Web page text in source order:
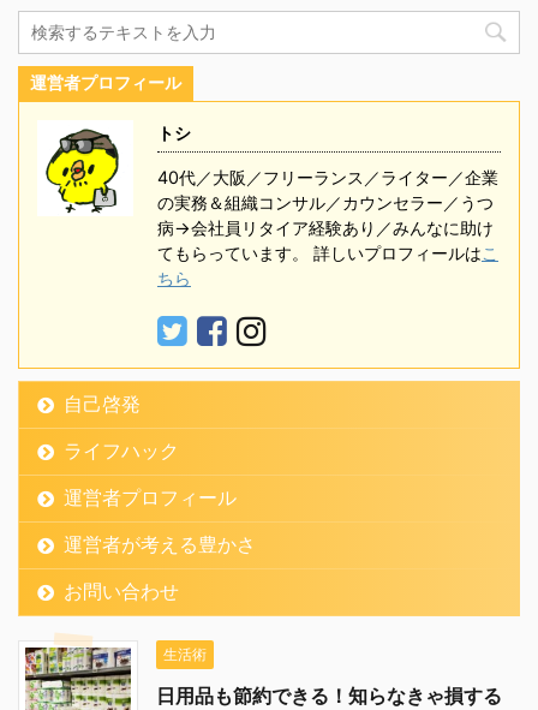
運営者プロフィール
トシ
40代／大阪／フリーランス／ライター／企業
の実務＆組織コンサル／カウンセラー／うつ
病→会社員リタイア経験あり／みんなに助け
てもらっています。 詳しいプロフィールはこ
ちら
自己啓発
ライフハック
運営者プロフィール
運営者が考える豊かさ
お問い合わせ
生活術
日用品も節約できる！知らなきゃ損する